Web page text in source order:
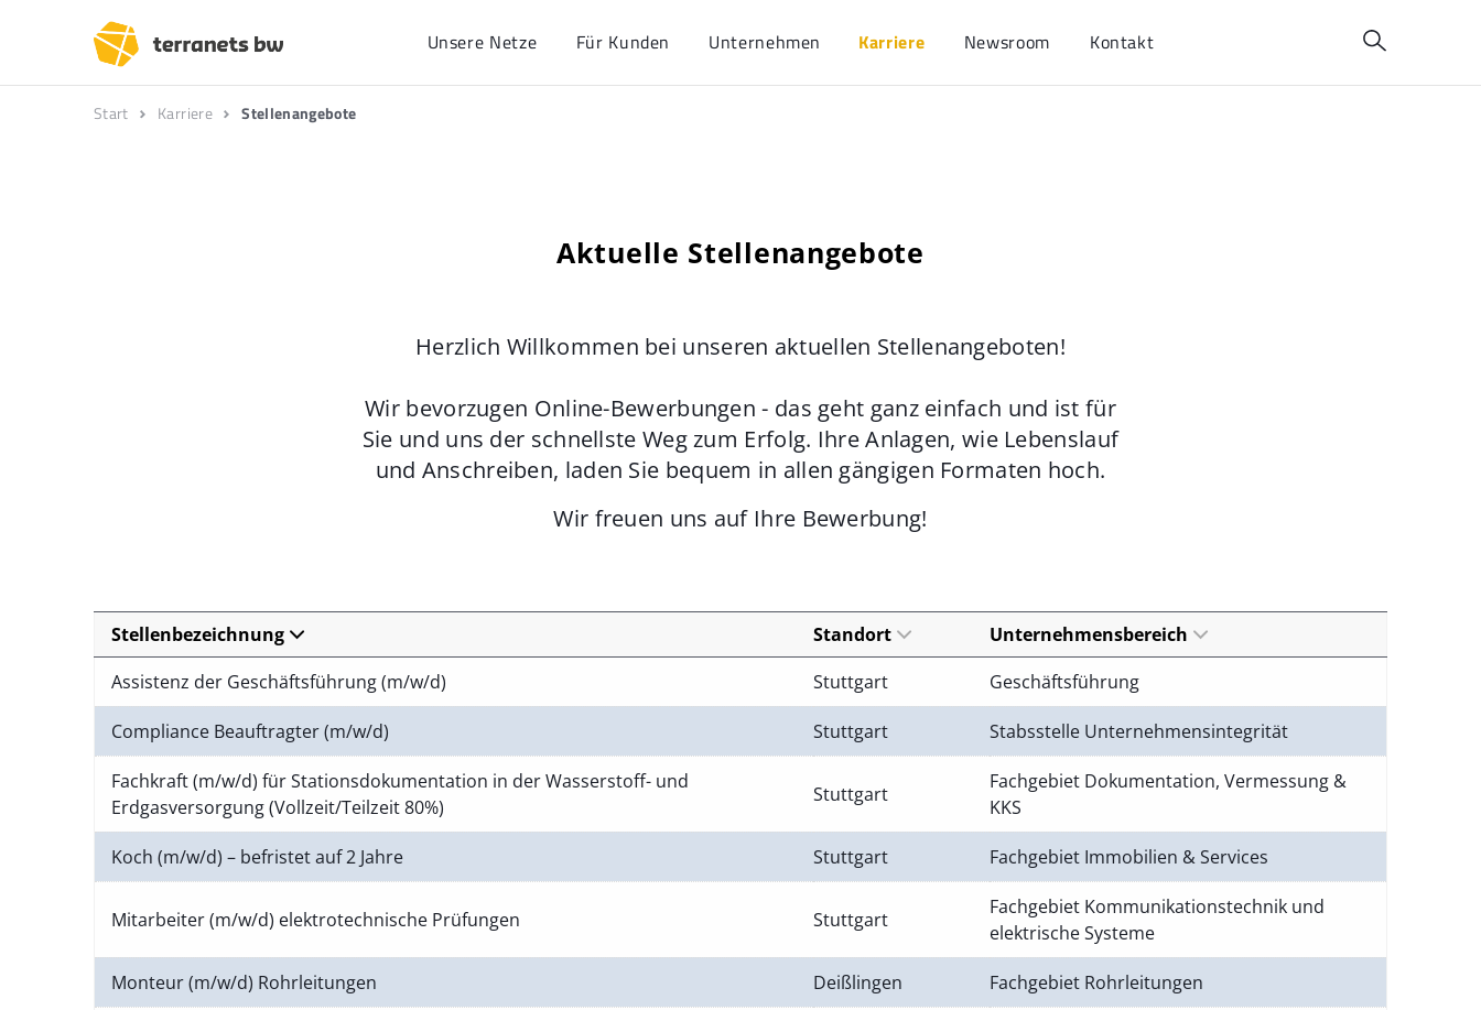
Unsere Netze Für Kunden Unternehmen Karriere Newsroom Kontakt
Start Karriere Stellenangebote
Aktuelle Stellenangebote
Herzlich Willkommen bei unseren aktuellen Stellenangeboten!
Wir bevorzugen Online-Bewerbungen - das geht ganz einfach und ist für
Sie und uns der schnellste Weg zum Erfolg. Ihre Anlagen, wie Lebenslauf
und Anschreiben, laden Sie bequem in allen gängigen Formaten hoch.
Wir freuen uns auf Ihre Bewerbung!
Stellenbezeichnung Standort
Unternehmensbereich
Assistenz der Geschäftsführung (m/w/d)
Stuttgart Geschäftsführung
Compliance Beauftragter (m/w/d) Stuttgart Stabsstelle Unternehmensintegrität
Fachkraft (m/w/d) für Stationsdokumentation in der Wasserstoff- und
Erdgasversorgung (Vollzeit/Teilzeit 80%)
Stuttgart
Fachgebiet Dokumentation, Vermessung &
KKS
Koch (m/w/d) – befristet auf 2 Jahre Stuttgart Fachgebiet Immobilien & Services
Mitarbeiter (m/w/d) elektrotechnische Prüfungen Stuttgart
Fachgebiet Kommunikationstechnik und
elektrische Systeme
Monteur (m/w/d) Rohrleitungen Deißlingen Fachgebiet Rohrleitungen